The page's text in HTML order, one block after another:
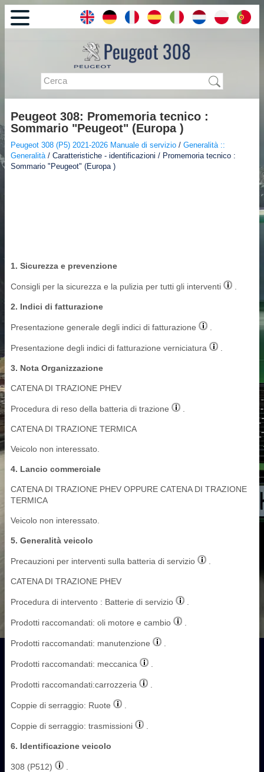
Peugeot 308: Promemoria tecnico :
Sommario "Peugeot" (Europa )
Peugeot 308 (P5) 2021-2026 Manuale di servizio / Generalità ::
Generalità / Caratteristiche - identificazioni / Promemoria tecnico :
Sommario "Peugeot" (Europa )
1. Sicurezza e prevenzione
Consigli per la sicurezza e la pulizia per tutti gli interventi
2. Indici di fatturazione
Presentazione generale degli indici di fatturazione
Presentazione degli indici di fatturazione verniciatura
3. Nota Organizzazione
CATENA DI TRAZIONE PHEV
Procedura di reso della batteria di trazione
CATENA DI TRAZIONE TERMICA
Veicolo non interessato.
4. Lancio commerciale
CATENA DI TRAZIONE PHEV OPPURE CATENA DI TRAZIONE
TERMICA
Veicolo non interessato.
5. Generalità veicolo
Precauzioni per interventi sulla batteria di servizio
CATENA DI TRAZIONE PHEV
Procedura di intervento : Batterie di servizio
Prodotti raccomandati: oli motore e cambio
Prodotti raccomandati: manutenzione
Prodotti raccomandati: meccanica
Prodotti raccomandati:carrozzeria
Coppie di serraggio: Ruote
Coppie di serraggio: trasmissioni
6. Identificazione veicolo
308 (P512)